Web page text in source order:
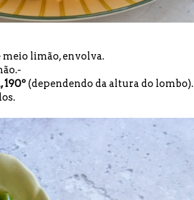
meio limão, envolva.
190º(dependendo da altura do lombo).